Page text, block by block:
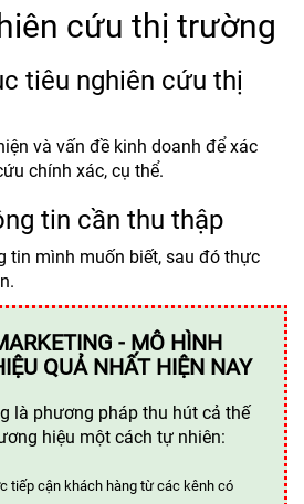
cứu thị trường
tiêu nghiên cứu thị
và vấn đề kinh doanh để xác
chính xác, cụ thể.
tin cần thu thập
tin mình muốn biết, sau đó thực
- MÔ HÌNH
QUẢ NHẤT HIỆN NAY
là phương pháp thu hút cả thế
hiệu một cách tự nhiên:
tiếp cận khách hàng từ các kênh có